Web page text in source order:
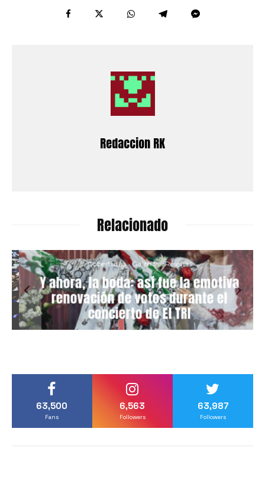
Redaccion RK
Relacionado
Coberturas Galerías Reseñas
Y ahora, la boda: así fue la emotiva
renovación de votos durante el
concierto de El TRI
63,500
Fans
6,563
Followers
63,987
Followers